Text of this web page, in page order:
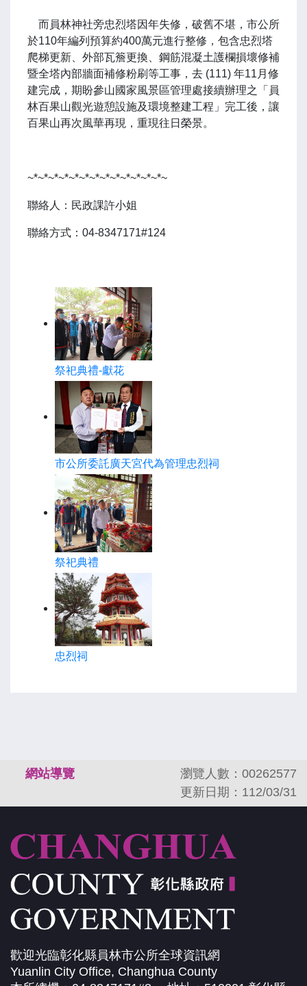
而員林神社旁忠烈塔因年失修，破舊不堪，市公所
於110年編列預算約400萬元進行整修，包含忠烈塔
爬梯更新、外部瓦簷更換、鋼筋混凝土護欄損壞修補
暨全塔內部牆面補修粉刷等工事，去 (111) 年11月修
建完成，期盼參山國家風景區管理處接續辦理之「員
林百果山觀光遊憩設施及環境整建工程」完工後，讓
百果山再次風華再現，重現往日榮景。
~*~*~*~*~*~*~*~*~*~*~*~*~*~
聯絡人：民政課許小姐
聯絡方式：04-8347171#124
祭祀典禮-獻花
市公所委託廣天宮代為管理忠烈祠
祭祀典禮
忠烈祠
網站導覽
瀏覽人數：00262577
更新日期：112/03/31
歡迎光臨彰化縣員林市公所全球資訊網
Yuanlin City Office, Changhua County